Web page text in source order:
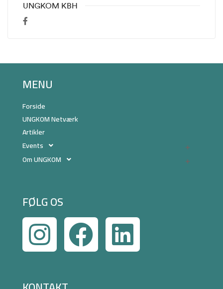
UNGKOM KBH
MENU
Forside
UNGKOM Netværk
Artikler
Events
Om UNGKOM
FØLG OS